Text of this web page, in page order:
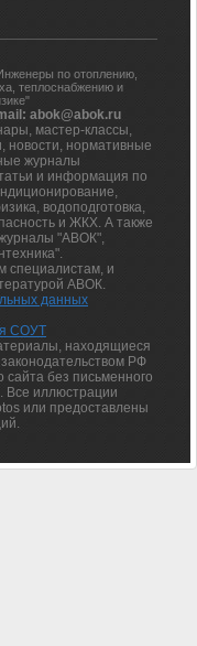
по отоплению,
теплоснабжению и
abok@abok.ru
мастер-классы,
новости, нормативные
журналы
и информация по
водоподготовка,
и ЖКХ. А также
"АВОК",
специалистам, и
АВОК.
данных
СОУТ
находящиеся
РФ
сайта без письменного
Все иллюстрации
или предоставлены